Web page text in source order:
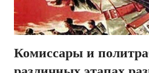
Комиссары и